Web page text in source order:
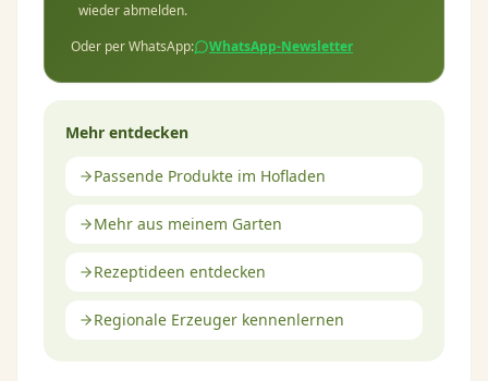
wieder abmelden.
Oder per WhatsApp:
WhatsApp-Newsletter
Mehr entdecken
Passende Produkte im Hofladen
Mehr aus meinem Garten
Rezeptideen entdecken
Regionale Erzeuger kennenlernen